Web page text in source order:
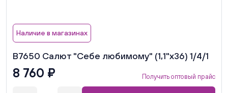
Наличие в магазинах
В7650 Салют "Себе любимому" (1,1"х36) 1/4/1
8 760 ₽ Получить оптовый прайс